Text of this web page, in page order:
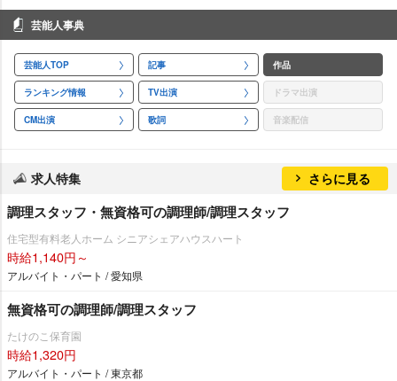
芸能人事典
芸能人TOP 記事 作品
ランキング情報 TV出演 ドラマ出演
CM出演 歌詞 音楽配信
求人特集 さらに見る
調理スタッフ・無資格可の調理師/調理スタッフ
住宅型有料老人ホーム シニアシェアハウスハート
時給1,140円～
アルバイト・パート / 愛知県
無資格可の調理師/調理スタッフ
たけのこ保育園
時給1,320円
アルバイト・パート / 東京都